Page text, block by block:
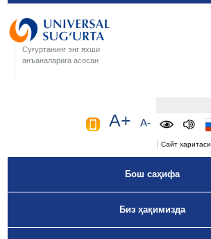
Суғуртанинг энг яхши
анъаналарига асосан
A+ A-
Сайт харитаси
Бош саҳифа
Биз ҳақимизда